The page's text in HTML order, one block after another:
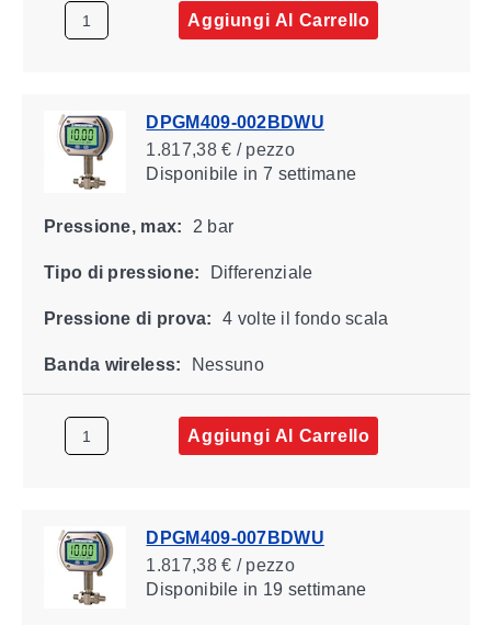
Aggiungi Al Carrello
DPGM409-002BDWU
1.817,38 € / pezzo
Disponibile in 7 settimane
Pressione, max: 2 bar
Tipo di pressione: Differenziale
Pressione di prova: 4 volte il fondo scala
Banda wireless: Nessuno
Aggiungi Al Carrello
DPGM409-007BDWU
1.817,38 € / pezzo
Disponibile in 19 settimane